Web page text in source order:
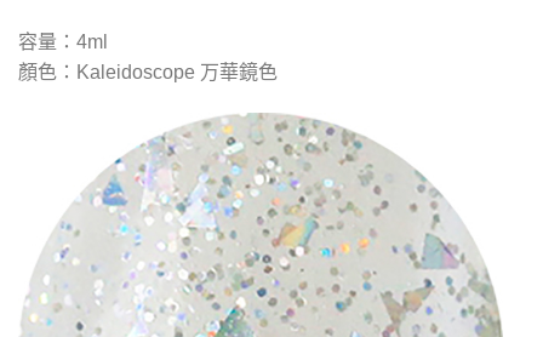
容量：4ml
顏色：Kaleidoscope 万華鏡色